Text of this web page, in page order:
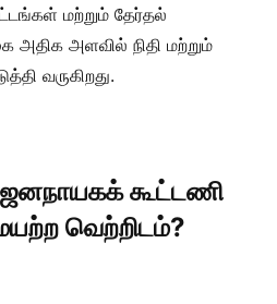
மற்றும் தேர்தல்
அதிக அளவில் நிதி மற்றும்
வருகிறது.
ஜனநாயகக் கூட்டணி
வெற்றிடம்?